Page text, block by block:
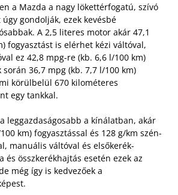
a Mazda a nagy lökettérfogatú, szívó
gondolják, ezek kevésbé
A 2,5 literes motor akár 47,1
fogyasztást is elérhet kézi váltóval,
ez 42,8 mpg-re (kb. 6,6 l/100 km)
során 36,7 mpg (kb. 7,7 l/100 km)
körülbelül 670 kilométeres
egy tankkal.
leggazdaságosabb a kínálatban, akár
km) fogyasztással és 128 g/km szén-
manuális váltóval és elsőkerék-
és összkerékhajtás esetén ezek az
még így is kedvezőek a